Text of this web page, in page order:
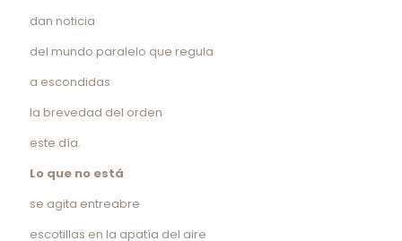
dan noticia
del mundo paralelo que regula
a escondidas
la brevedad del orden
este día.
Lo que no está
se agita entreabre
escotillas en la apatía del aire